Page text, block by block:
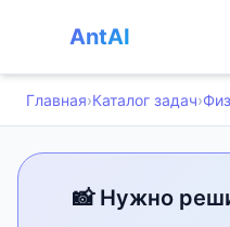
AntAI
Главная›Каталог задач›
📸 Нужно